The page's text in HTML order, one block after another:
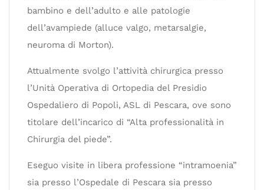
bambino e dell’adulto e alle patologie
dell’avampiede (alluce valgo, metarsalgie,
neuroma di Morton).
Attualmente svolgo l’attività chirurgica presso
l’Unità Operativa di Ortopedia del Presidio
Ospedaliero di Popoli, ASL di Pescara, ove sono
titolare dell’incarico di “Alta professionalità in
Chirurgia del piede”.
Eseguo visite in libera professione “intramoenia”
sia presso l’Ospedale di Pescara sia presso